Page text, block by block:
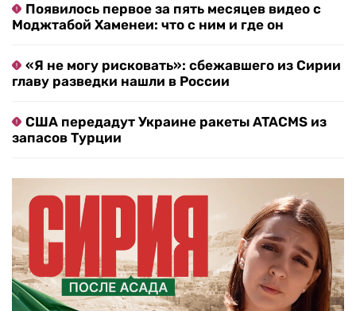
Появилось первое за пять месяцев видео с
Моджтабой Хаменеи: что с ним и где он
«Я не могу рисковать»: сбежавшего из Сирии
главу разведки нашли в России
США передадут Украине ракеты ATACMS из
запасов Турции